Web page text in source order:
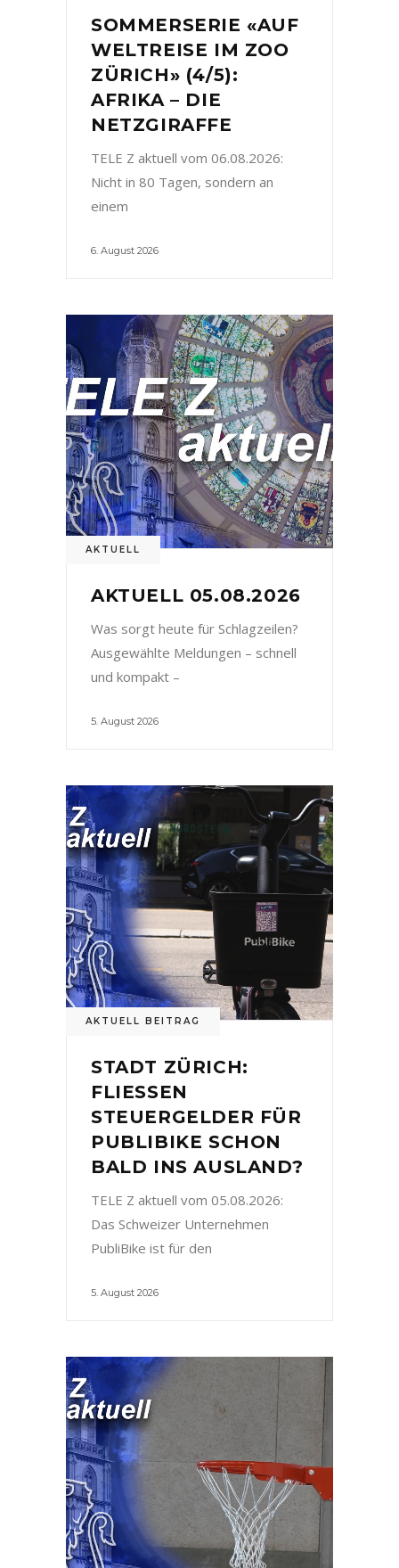
SOMMERSERIE «AUF
WELTREISE IM ZOO
ZÜRICH» (4/5):
AFRIKA – DIE
NETZGIRAFFE
TELE Z aktuell vom 06.08.2026:
Nicht in 80 Tagen, sondern an
einem
6. August 2026
AKTUELL
AKTUELL 05.08.2026
Was sorgt heute für Schlagzeilen?
Ausgewählte Meldungen – schnell
und kompakt –
5. August 2026
AKTUELL BEITRAG
STADT ZÜRICH:
FLIESSEN
STEUERGELDER FÜR
PUBLIBIKE SCHON
BALD INS AUSLAND?
TELE Z aktuell vom 05.08.2026:
Das Schweizer Unternehmen
PubliBike ist für den
5. August 2026